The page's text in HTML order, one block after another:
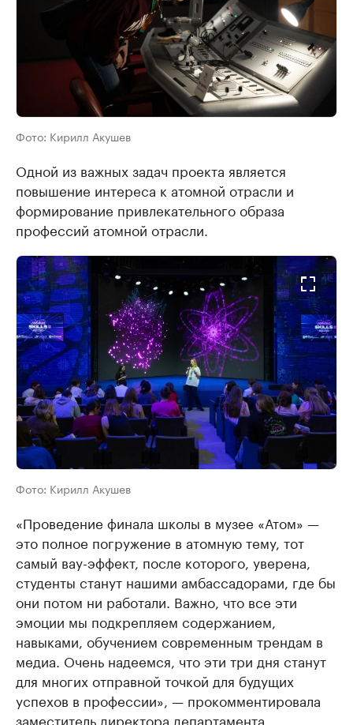
Фото: Кирилл Акушев
Одной из важных задач проекта является
повышение интереса к атомной отрасли и
формирование привлекательного образа
профессий атомной отрасли.
Фото: Кирилл Акушев
«Проведение финала школы в музее «Атом» —
это полное погружение в атомную тему, тот
самый вау-эффект, после которого, уверена,
студенты станут нашими амбассадорами, где бы
они потом ни работали. Важно, что все эти
эмоции мы подкрепляем содержанием,
навыками, обучением современным трендам в
медиа. Очень надеемся, что эти три дня станут
для многих отправной точкой для будущих
успехов в профессии», — прокомментировала
заместитель директора департамента